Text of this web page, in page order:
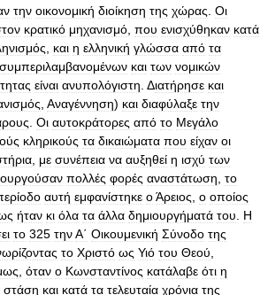
την οικονομική διοίκηση της χώρας Οι
κρατικό μηχανισμό που ενισχύθηκαν κατά
και η ελληνική γλώσσα από τα
συμπεριλαμβανομένων και των νομικών
είναι ανυπολόγιστη . Διατήρησε και
Αναγέννηση) και διαφύλαξε την
Οι αυτοκράτορες από το Μεγάλο
κληρικούς τα δικαιώματα που είχαν οι
με συνέπεια να αυξηθεί η ισχύ των
πολλές φορές αναστάτωση το
αυτή εμφανίστηκε οΆρειος ο οποίος
ήταν κι όλα τα άλλα δημιουργήματά του
Η
το 325 τηνΑ΄ Οικουμενική Σύνοδο της
το Χριστό ως Υιό του Θεού
όταν ο Κωνσταντίνος κατάλαβε ότι η
στάση και κατά τα τελευταία χρόνια της